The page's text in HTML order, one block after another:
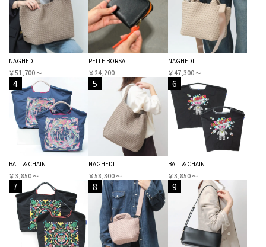
NAGHEDI
￥51,700 〜
PELLE BORSA
￥24,200
NAGHEDI
￥47,300 〜
4
BALL＆CHAIN
￥3,850 〜
5
NAGHEDI
￥58,300 〜
6
BALL＆CHAIN
￥3,850 〜
7 8 9